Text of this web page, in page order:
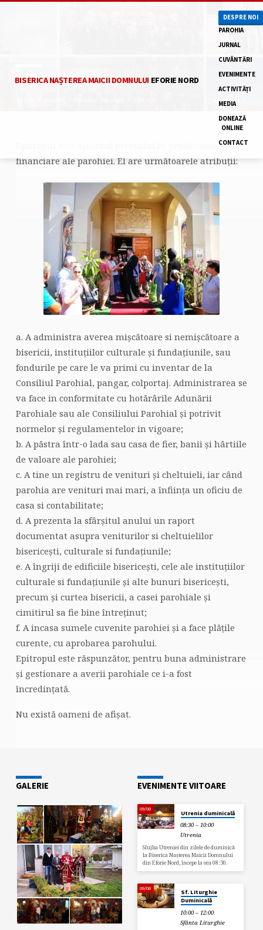
BISERICA NAȘTEREA MAICII DOMNULUI EFORIE NORD
DESPRE NOI
PAROHIA
JURNAL
CUVÂNTĂRI
EVENIMENTE
ACTIVITĂȚI
MEDIA
DONEAZĂ
ONLINE
CONTACT
EPITROPI
GRUPURI
EPITROPI
financiare ale parohiei. El are următoarele atribuții:
a. A administra averea mișcătoare si nemișcătoare a
bisericii, instituțiilor culturale și fundațiunile, sau
fondurile pe care le va primi cu inven­tar de la
Consiliul Parohial, pangar, colportaj. Administrarea se
va face in conformitate cu hotărârile Adunării
Parohiale sau ale Consiliului Parohial și potrivit
normelor și regulamen­telor in vigoare;
b. A păstra într-o lada sau casa de fier, banii și hârtiile
de valoare ale parohiei;
c. A tine un registru de venituri și cheltuieli, iar când
parohia are venituri mai mari, a înființa un oficiu de
casa si contabilitate;
d. A prezenta la sfârșitul anului un raport
documentat asupra veni­turilor si cheltuielilor
bisericești, culturale si fundațiunile;
e. A îngriji de edificiile bisericești, cele ale instituțiilor
culturale si fundațiunile și alte bunuri bisericești,
precum și curtea bisericii, a casei parohiale și
cimitirul sa fie bine întreținut;
f. A incasa sumele cuvenite parohiei și a face plățile
curente, cu aprobarea parohului.
Epitropul este răspunzător, pentru buna administrare
și gestionare a averii parohiale ce i-a fost
încredințată.
Nu există oameni de afișat.
GALERIE EVENIMENTE VIITOARE
09/08
Utrenia duminicală
08:30 – 10:00
Utrenia
Slujba Utreniei din zilele de duminică
la Biserica Nașterea Maicii Domnului
din Eforie Nord, începe la ora 08:30.
09/08
Sf. LIturghie
Duminicală
10:00 – 12:00
Sfânta Liturghie